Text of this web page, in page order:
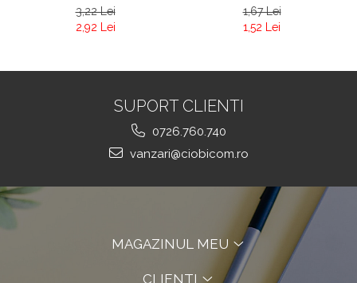
3,22 Lei
2,92 Lei
1,67 Lei
1,52 Lei
SUPORT CLIENTI
0726.760.740
vanzari@ciobicom.ro
MAGAZINUL MEU
CLIENTI